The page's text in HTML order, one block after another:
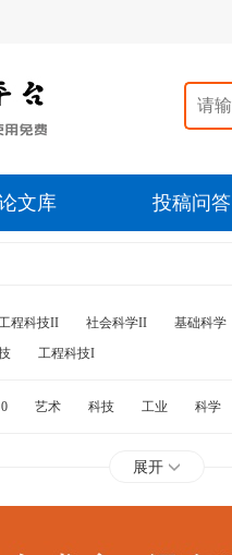
文库 投稿问答
程科技II 社会科学II 基础科学
工程科技I
0 艺术 科技 工业 科学
展开